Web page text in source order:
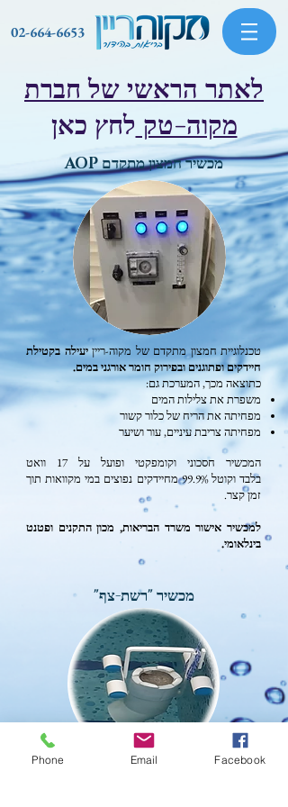
02-664-6653
לאתר הראשי של חברת
מקוה-טק לחץ כאן
מכשיר חמצון מתקדם AOP
טכנלוגיית חמצון מתקדם של מקוה-רייןיעילה בקטילת
חיידקים ופתוגנים ובפירוק חומר אורגני במים.
כתוצאה מכך, המערכת גם:
משפרת את צלילות המים
מפחיתה את הריח של כלור קשור
מפחיתה צריבת עיניים, עור ושיער
המכשיר חסכוני וקומפקטי ופועל על 17 וואט
בלבד וקוטל 99.9% מחיידקים נפוצים במי מקוואות תוך
זמן קצר.
למכשיר אישור משרד הבריאות, מכון התקנים ופטנט
בינלאומי.
מכשיר "רשת-צף"
Phone Email Facebook